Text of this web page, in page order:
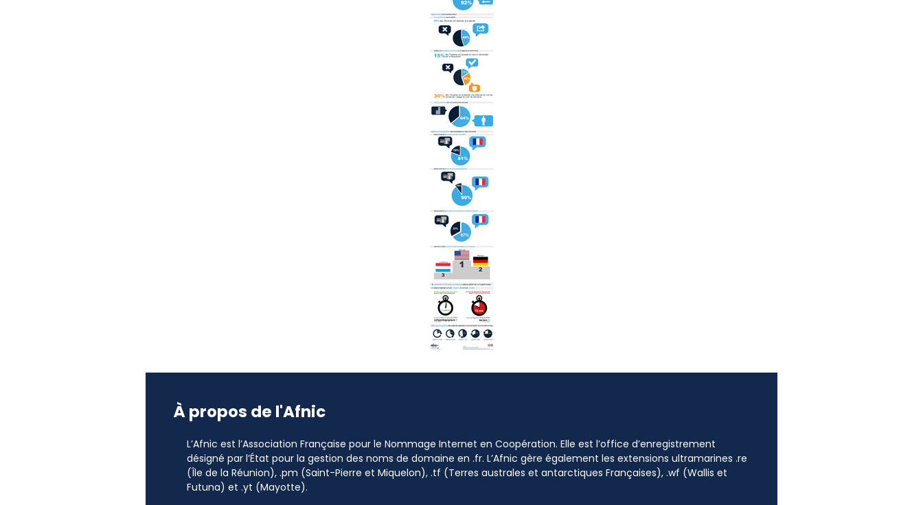
À propos de l'Afnic
L’Afnic est l’Association Française pour le Nommage Internet en Coopération. Elle est l’office d’enregistrement
désigné par l’État pour la gestion des noms de domaine en .fr. L’Afnic gère également les extensions ultramarines .re
(Île de la Réunion), .pm (Saint-Pierre et Miquelon), .tf (Terres australes et antarctiques Françaises), .wf (Wallis et
Futuna) et .yt (Mayotte).